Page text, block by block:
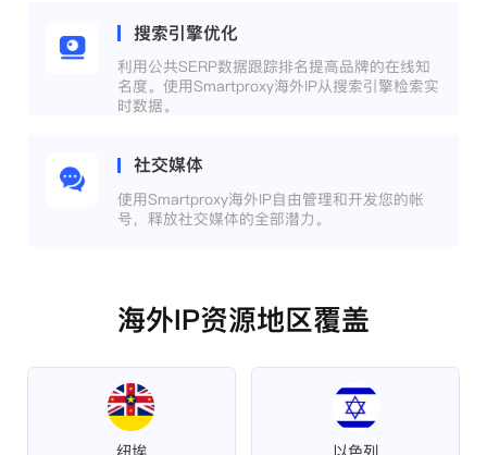
搜索引擎优化
利用公共SERP数据跟踪排名提高品牌的在线知
名度。使用Smartproxy海外IP从搜索引擎检索实
时数据。
社交媒体
使用Smartproxy海外IP自由管理和开发您的帐
号，释放社交媒体的全部潜力。
海外IP资源地区覆盖